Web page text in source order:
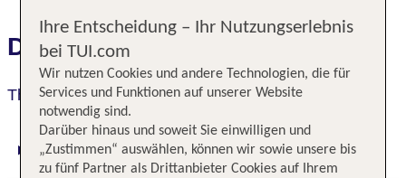
Das erwartet Sie
The Argonaut, a Noble House Hotel
Digitaler und telefonischer 24/7 TUI Service
Ihre Entscheidung – Ihr Nutzungserlebnis
bei TUI.com
Wir nutzen Cookies und andere Technologien, die für
Services und Funktionen auf unserer Website
notwendig sind.
Darüber hinaus und soweit Sie einwilligen und
„Zustimmen“ auswählen, können wir sowie unsere bis
zu fünf Partner als Drittanbieter Cookies auf Ihrem